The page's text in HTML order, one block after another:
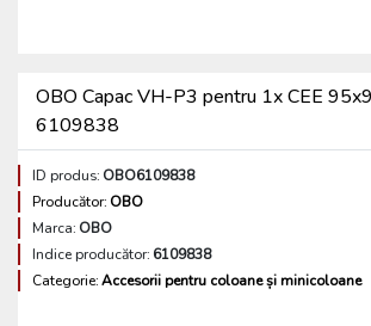
OBO Capac VH-P3 pentru 1x CEE
6109838
ID produs: OBO6109838
Producător: OBO
Marca: OBO
Indice producător: 6109838
Categorie:Accesorii pentru coloane și minicoloane